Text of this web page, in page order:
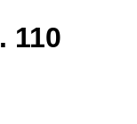
110